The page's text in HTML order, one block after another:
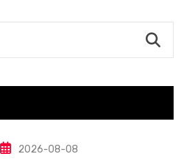
2026-08-08